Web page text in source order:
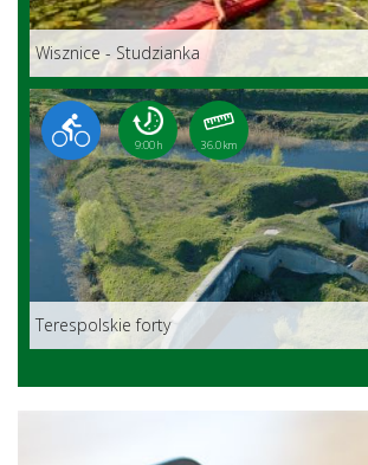
Wisznice - Studzianka
9:00 h 36.0 km
Terespolskie forty